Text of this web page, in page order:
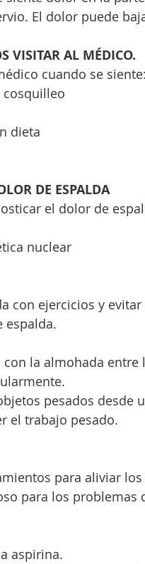
El dolor puede
VISITAR AL MÉDICO.
cuando se siente:
dieta
DE ESPALDA
el dolor de
nuclear
con ejercicios y
espalda.
la almohada entre
el trabajo pesado.
para los problemas
aspirina.